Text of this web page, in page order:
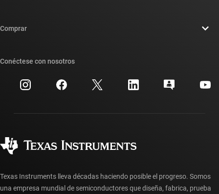
Sala de redacción
Relaciones con los inversionistas
Fabricación
Búsqueda de referencias cruzadas
Centro de atención al cliente
Preguntas frecuentes sobre la cuenta myTI
Comprar
Preguntas frecuentes sobre pedidos
Conéctese con nosotros
Texas Instruments lleva décadas haciendo posible el progreso. Somos
una empresa mundial de semiconductores que diseña, fabrica, prueba